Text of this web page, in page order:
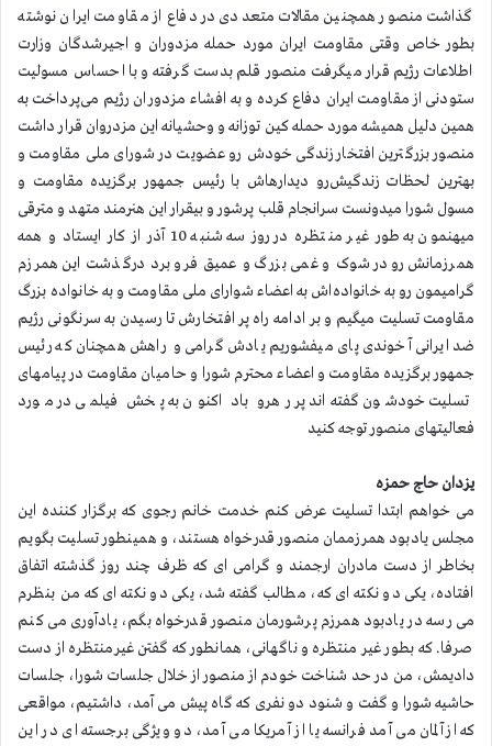
گذاشت منصور همچنین مقالات متعددی در دفاع از مقاومت ایران نوشته
بطور خاص وقتی مقاومت ایران مورد حمله مزدوران و اجیرشدگان وزارت
اطلاعات رژیم قرار میگرفت منصور قلم بدست گرفته و با احساس مسولیت
ستودنی از مقاومت ایران دفاع کرده و به افشاء مزدوران رژیم می‌پرداخت به
همین دلیل همیشه مورد حمله کین توزانه و وحشیانه این مزدروان قرار داشت
منصور بزرگترین افتخار زندگی خودش رو عضویت در شورای ملی مقاومت و
بهترین لحظات زندگیش‌رو دیدارهاش با رئیس جمهور برگزیده مقاومت و
مسول شورا میدونست سرانجام قلب پرشور و بیقرار این هنرمند متهد و مترقی
میهنمون به طور غیر منتظره در روز سه‌شنبه 10 آذر از کار ایستاد و همه
همرزمانش رو در شوک و غمی بزرگ و عمیق فرو برد درگذشت این همرزم
گرامیمون رو به خانواده‌اش به اعضاء شوارای ملی مقاومت و به خانواده بزرگ
مقاومت تسلیت میگیم و بر ادامه راه پر افتخارش تا رسیدن به سرنگونی رژیم
ضد ایرانی آخوندی پای میفشوریم یادش گرامی و راهش همچنان که رئیس
جمهور برگزیده مقاومت و اعضا‌ء محترم شورا و حامیان مقاومت در پیامهای
تسلیت خودشون گفته‌اند پر رهرو باد اکنون به پخش فیلمی در مورد
فعالیتهای منصور توجه کنید
یزدان حاج حمزه
می خواهم ابتدا تسلیت عرض کنم خدمت خانم رجوی که برگزار کننده این
مجلس یادبود همرزممان منصور قدرخواه هستند، و همینطور تسلیت بگویم
بخاطر از دست مادران ارجمند و گرامی ای که ظرف چند روز گذشته اتفاق
افتاده، یکی دو نکته ای که، مطالب گفته شد، یکی دو نکته ای که من بنظرم
می رسه در یادبود همرزم پرشورمان منصور قدرخواه بگم، یادآوری می کنم
صرفا. که بطور غیر منتظره و ناگهانی، همانطور که گفتن غیرمنتظره از دست
دادیمش، من در حد شناخت خودم از منصور از خلال جلسات شورا، جلسات
حاشیه شورا و گفت و شنود دو نفری که گاه پیش می آمد، داشتیم، مواقعی
که از آلمان می آمد فرانسه یا از آمریکا می آمد، دو ویژگی برجسته ای در این